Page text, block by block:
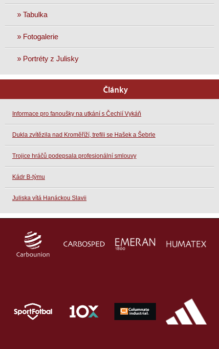
» Tabulka
» Fotogalerie
» Portréty z Julisky
Články
Informace pro fanoušky na utkání s Čechií Vykáň
Dukla zvítězila nad Kroměříží, trefili se Hašek a Šebrle
Trojice hráčů podepsala profesionální smlouvy
Kádr B-týmu
Juliska vítá Hanáckou Slavii